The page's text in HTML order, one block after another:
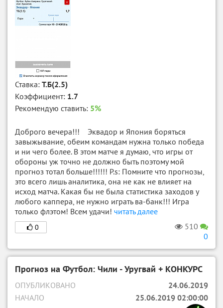
Ставка: Т.Б(2.5)
Коэффициент: 1.7
Рекомендую ставить: 5%
Доброго вечера!!! Эквадор и Япония боряться
завыжывание, обеим командам нужна только победа
и ни чего более. В этом матче я думаю, что игры от
обороны уж точно не должно быть поэтому мой
прогноз тотал больше!!!!!! P.s: Помните что прогнозы,
это всего лишь аналитика, она не как не влияет на
исход матча. Какая бы не была статистика заходов у
любого каппера, не нужно играть ва-банк!!! Игра
только флэтом! Всем удачи! читать далее
0
510
0
Прогноз на Футбол: Чили - Уругвай + КОНКУРС
ОПУБЛИКОВАНО
24.06.2019
НАЧАЛО
25.06.2019 02:00:00